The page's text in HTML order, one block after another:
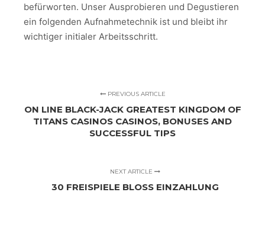
befürworten. Unser Ausprobieren und Degustieren
ein folgenden Aufnahmetechnik ist und bleibt ihr
wichtiger initialer Arbeitsschritt.
PREVIOUS ARTICLE
ON LINE BLACK-JACK GREATEST KINGDOM OF
TITANS CASINOS CASINOS, BONUSES AND
SUCCESSFUL TIPS
NEXT ARTICLE
30 FREISPIELE BLOSS EINZAHLUNG